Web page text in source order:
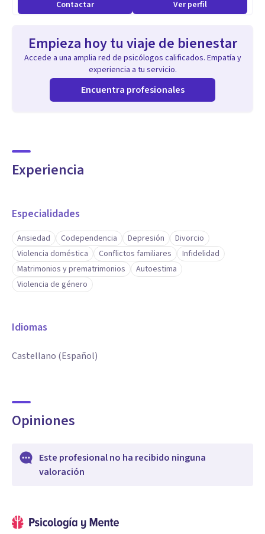
Contactar Ver perfil
Empieza hoy tu viaje de bienestar
Accede a una amplia red de psicólogos calificados. Empatía y
experiencia a tu servicio.
Encuentra profesionales
Experiencia
Especialidades
Ansiedad Codependencia Depresión
Divorcio
Violencia doméstica
Conflictos familiares
Infidelidad
Matrimonios y prematrimonios
Autoestima
Violencia de género
Idiomas
Castellano (Español)
Opiniones
Este profesional no ha recibido ninguna
valoración